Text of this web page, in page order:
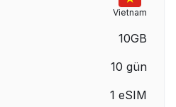
Vietnam
10GB
10 gün
1 eSIM